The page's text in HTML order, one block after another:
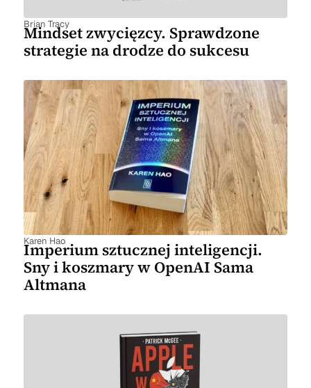
Brian Tracy
Mindset zwycięzcy. Sprawdzone
strategie na drodze do sukcesu
Karen Hao
Imperium sztucznej inteligencji.
Sny i koszmary w OpenAI Sama
Altmana